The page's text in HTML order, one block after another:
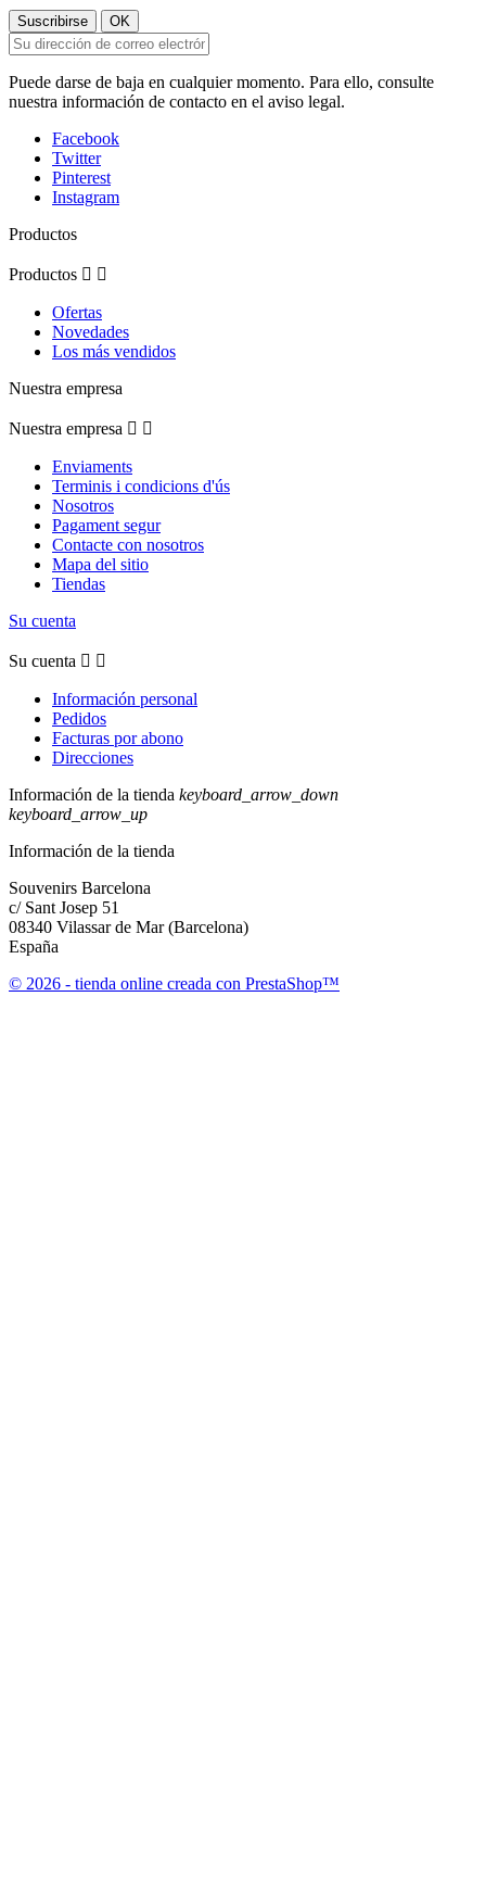
Puede darse de baja en cualquier momento. Para ello, consulte
nuestra información de contacto en el aviso legal.
Facebook
Twitter
Pinterest
Instagram
Productos
Productos  
Ofertas
Novedades
Los más vendidos
Nuestra empresa
Nuestra empresa  
Enviaments
Terminis i condicions d'ús
Nosotros
Pagament segur
Contacte con nosotros
Mapa del sitio
Tiendas
Su cuenta
Su cuenta  
Información personal
Pedidos
Facturas por abono
Direcciones
Información de la tienda keyboard_arrow_down
keyboard_arrow_up
Información de la tienda
Souvenirs Barcelona
c/ Sant Josep 51
08340 Vilassar de Mar (Barcelona)
España
© 2026 - tienda online creada con PrestaShop™